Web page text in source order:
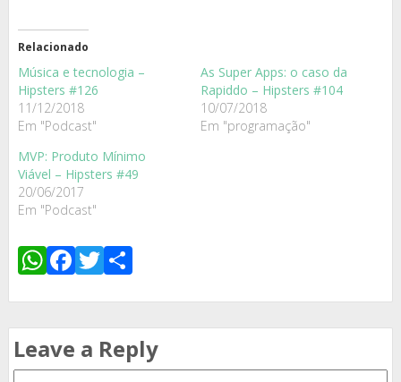
Relacionado
Música e tecnologia –
Hipsters #126
11/12/2018
Em "Podcast"
As Super Apps: o caso da
Rapiddo – Hipsters #104
10/07/2018
Em "programação"
MVP: Produto Mínimo
Viável – Hipsters #49
20/06/2017
Em "Podcast"
WhatsApp
Facebook
Twitter
Leave a Reply